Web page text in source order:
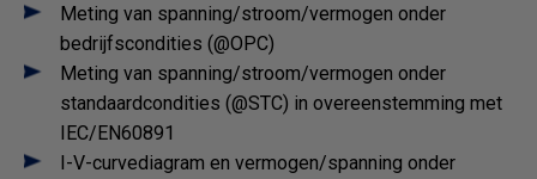
Meting van spanning/stroom/vermogen onder
bedrijfscondities (@OPC)
Meting van spanning/stroom/vermogen onder
standaardcondities (@STC) in overeenstemming met
IEC/EN60891
I-V-curvediagram en vermogen/spanning onder